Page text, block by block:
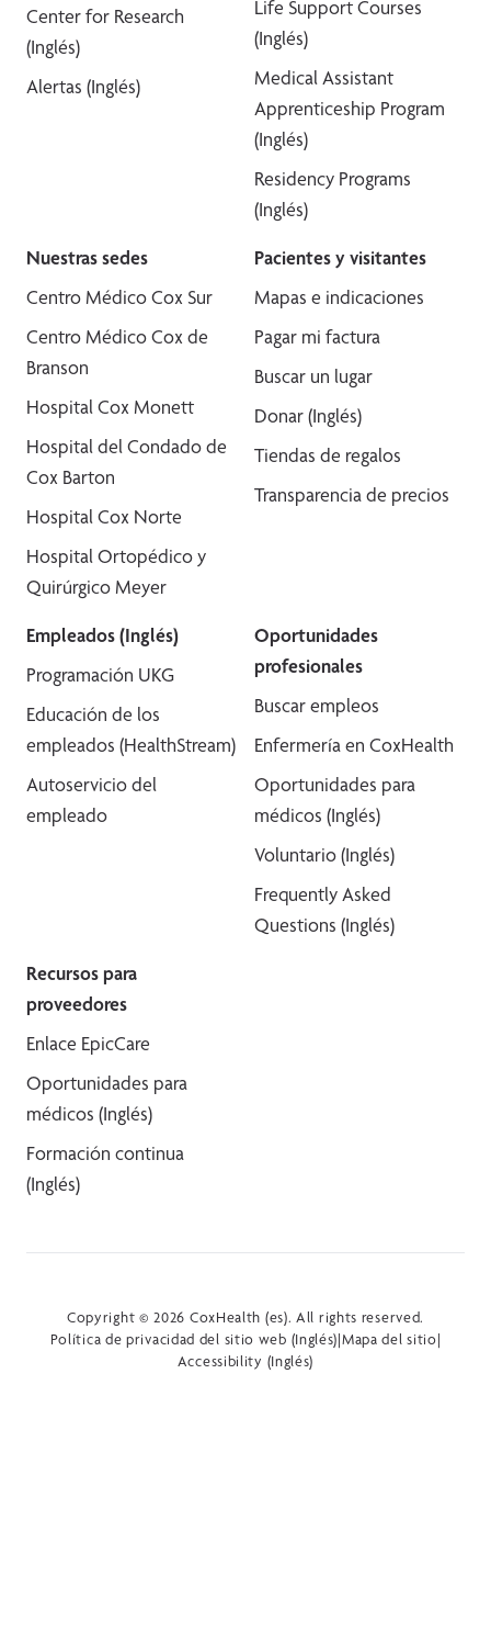
Center for Research
(Inglés)
Alertas (Inglés)
Life Support Courses
(Inglés)
Medical Assistant
Apprenticeship Program
(Inglés)
Residency Programs
(Inglés)
Nuestras sedes
Centro Médico Cox Sur
Centro Médico Cox de
Branson
Hospital Cox Monett
Hospital del Condado de
Cox Barton
Hospital Cox Norte
Hospital Ortopédico y
Quirúrgico Meyer
Pacientes y visitantes
Mapas e indicaciones
Pagar mi factura
Buscar un lugar
Donar (Inglés)
Tiendas de regalos
Transparencia de precios
Empleados (Inglés)
Programación UKG
Educación de los
empleados (HealthStream)
Autoservicio del
empleado
Oportunidades
profesionales
Buscar empleos
Enfermería en CoxHealth
Oportunidades para
médicos (Inglés)
Voluntario (Inglés)
Frequently Asked
Questions (Inglés)
Recursos para
proveedores
Enlace EpicCare
Oportunidades para
médicos (Inglés)
Formación continua
(Inglés)
Copyright © 2026 CoxHealth (es). All rights reserved.
Política de privacidad del sitio web (Inglés)|Mapa del sitio|
Accessibility (Inglés)